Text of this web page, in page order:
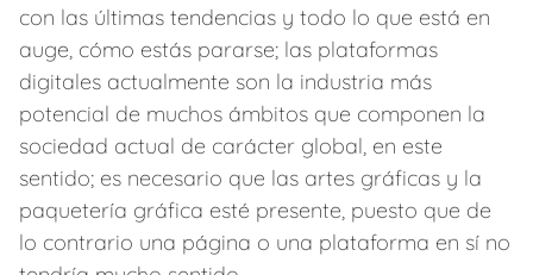
con las últimas tendencias y todo lo que está en
auge, cómo estás pararse; las plataformas
digitales actualmente son la industria más
potencial de muchos ámbitos que componen la
sociedad actual de carácter global, en este
sentido; es necesario que las artes gráficas y la
paquetería gráfica esté presente, puesto que de
lo contrario una página o una plataforma en sí no